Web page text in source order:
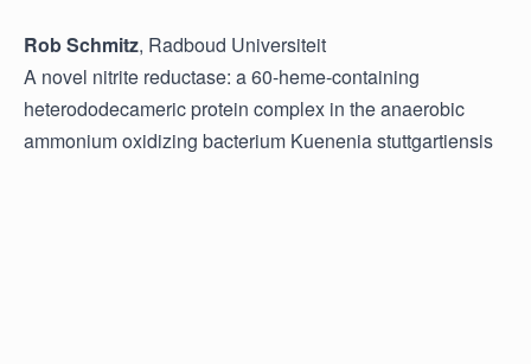
Rob Schmitz, Radboud Universiteit
A novel nitrite reductase: a 60-heme-containing
heterododecameric protein complex in the anaerobic
ammonium oxidizing bacterium Kuenenia stuttgartiensis